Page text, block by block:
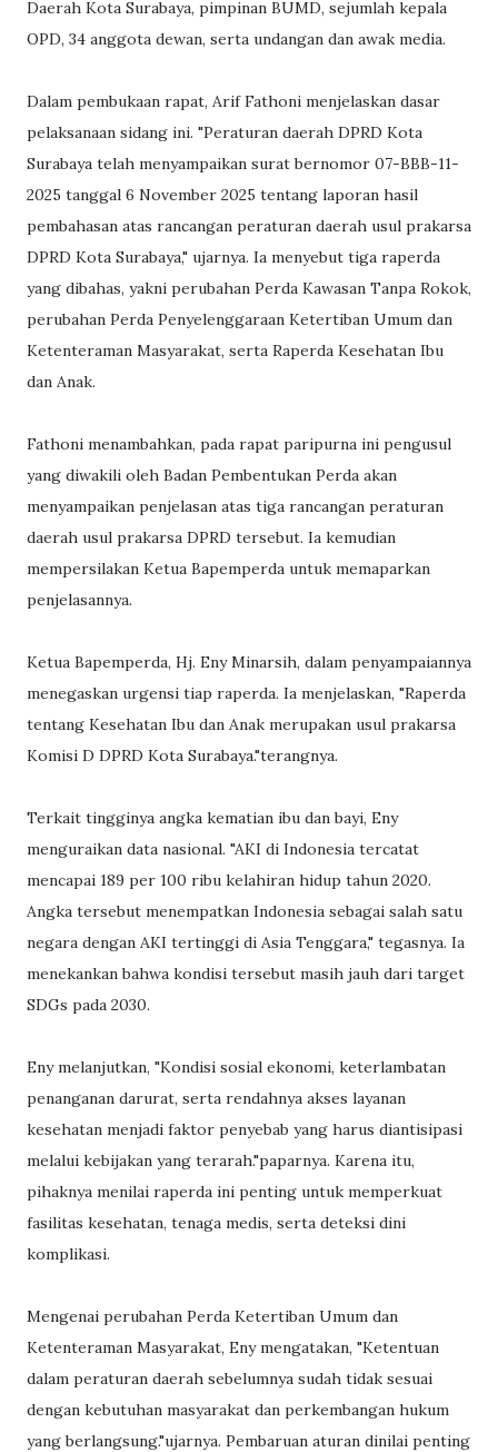
Daerah Kota Surabaya, pimpinan BUMD, sejumlah kepala
OPD, 34 anggota dewan, serta undangan dan awak media.
Dalam pembukaan rapat, Arif Fathoni menjelaskan dasar
pelaksanaan sidang ini. "Peraturan daerah DPRD Kota
Surabaya telah menyampaikan surat bernomor 07-BBB-11-
2025 tanggal 6 November 2025 tentang laporan hasil
pembahasan atas rancangan peraturan daerah usul prakarsa
DPRD Kota Surabaya," ujarnya. Ia menyebut tiga raperda
yang dibahas, yakni perubahan Perda Kawasan Tanpa Rokok,
perubahan Perda Penyelenggaraan Ketertiban Umum dan
Ketenteraman Masyarakat, serta Raperda Kesehatan Ibu
dan Anak.
Fathoni menambahkan, pada rapat paripurna ini pengusul
yang diwakili oleh Badan Pembentukan Perda akan
menyampaikan penjelasan atas tiga rancangan peraturan
daerah usul prakarsa DPRD tersebut. Ia kemudian
mempersilakan Ketua Bapemperda untuk memaparkan
penjelasannya.
Ketua Bapemperda, Hj. Eny Minarsih, dalam penyampaiannya
menegaskan urgensi tiap raperda. Ia menjelaskan, "Raperda
tentang Kesehatan Ibu dan Anak merupakan usul prakarsa
Komisi D DPRD Kota Surabaya."terangnya.
Terkait tingginya angka kematian ibu dan bayi, Eny
menguraikan data nasional. "AKI di Indonesia tercatat
mencapai 189 per 100 ribu kelahiran hidup tahun 2020.
Angka tersebut menempatkan Indonesia sebagai salah satu
negara dengan AKI tertinggi di Asia Tenggara," tegasnya. Ia
menekankan bahwa kondisi tersebut masih jauh dari target
SDGs pada 2030.
Eny melanjutkan, "Kondisi sosial ekonomi, keterlambatan
penanganan darurat, serta rendahnya akses layanan
kesehatan menjadi faktor penyebab yang harus diantisipasi
melalui kebijakan yang terarah."paparnya. Karena itu,
pihaknya menilai raperda ini penting untuk memperkuat
fasilitas kesehatan, tenaga medis, serta deteksi dini
komplikasi.
Mengenai perubahan Perda Ketertiban Umum dan
Ketenteraman Masyarakat, Eny mengatakan, "Ketentuan
dalam peraturan daerah sebelumnya sudah tidak sesuai
dengan kebutuhan masyarakat dan perkembangan hukum
yang berlangsung."ujarnya. Pembaruan aturan dinilai penting